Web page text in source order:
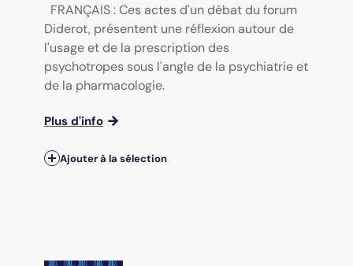
FRANÇAIS : Ces actes d'un débat du forum
Diderot, présentent une réflexion autour de
l'usage et de la prescription des
psychotropes sous l'angle de la psychiatrie et
de la pharmacologie.
Plus d'info
Ajouter à la sélection